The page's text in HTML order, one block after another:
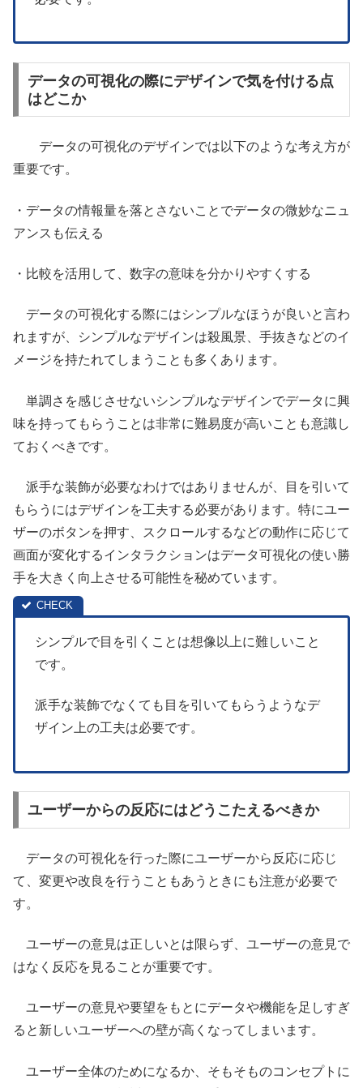
データの可視化の際にデザインで気を付ける点
はどこか
データの可視化のデザインでは以下のような考え方が
重要です。
・データの情報量を落とさないことでデータの微妙なニュ
アンスも伝える
・比較を活用して、数字の意味を分かりやすくする
データの可視化する際にはシンプルなほうが良いと言わ
れますが、シンプルなデザインは殺風景、手抜きなどのイ
メージを持たれてしまうことも多くあります。
単調さを感じさせないシンプルなデザインでデータに興
味を持ってもらうことは非常に難易度が高いことも意識し
ておくべきです。
派手な装飾が必要なわけではありませんが、目を引いて
もらうにはデザインを工夫する必要があります。特にユー
ザーのボタンを押す、スクロールするなどの動作に応じて
画面が変化するインタラクションはデータ可視化の使い勝
手を大きく向上させる可能性を秘めています。
シンプルで目を引くことは想像以上に難しいこと
です。
派手な装飾でなくても目を引いてもらうようなデ
ザイン上の工夫は必要です。
ユーザーからの反応にはどうこたえるべきか
データの可視化を行った際にユーザーから反応に応じ
て、変更や改良を行うこともあうときにも注意が必要で
す。
ユーザーの意見は正しいとは限らず、ユーザーの意見で
はなく反応を見ることが重要です。
ユーザーの意見や要望をもとにデータや機能を足しすぎ
ると新しいユーザーへの壁が高くなってしまいます。
ユーザー全体のためになるか、そもそものコンセプトに